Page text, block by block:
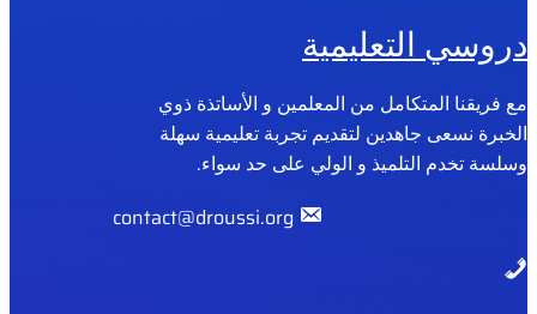
دروسي التعليمية
مع فريقنا المتكامل من المعلمين و الأساتذة ذوي
الخبرة نسعى جاهدين لتقديم تجربة تعليمية سهلة
وسلسة تخدم التلميذ و الولي على حد سواء.